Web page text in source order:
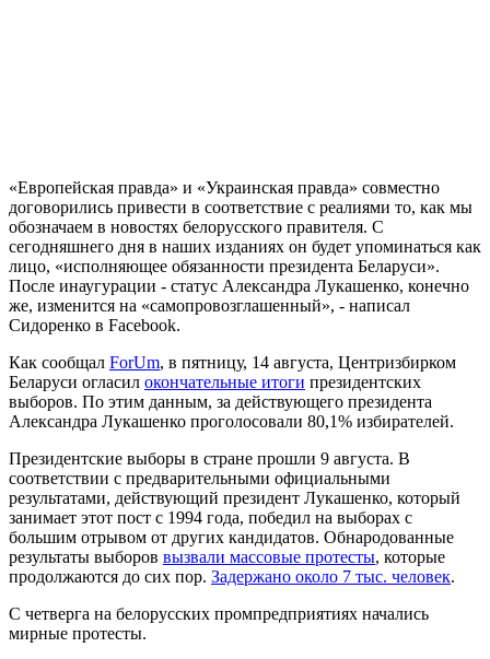
«Европейская правда» и «Украинская правда» совместно
договорились привести в соответствие с реалиями то, как мы
обозначаем в новостях белорусского правителя. С
сегодняшнего дня в наших изданиях он будет упоминаться как
лицо, «исполняющее обязанности президента Беларуси».
После инаугурации - статус Александра Лукашенко, конечно
же, изменится на «самопровозглашенный», - написал
Сидоренко в Facebook.
Как сообщал ForUm, в пятницу, 14 августа, Центризбирком
Беларуси огласил окончательные итоги президентских
выборов. По этим данным, за действующего президента
Александра Лукашенко проголосовали 80,1% избирателей.
Президентские выборы в стране прошли 9 августа. В
соответствии с предварительными официальными
результатами, действующий президент Лукашенко, который
занимает этот пост с 1994 года, победил на выборах с
большим отрывом от других кандидатов. Обнародованные
результаты выборов вызвали массовые протесты, которые
продолжаются до сих пор. Задержано около 7 тыс. человек.
С четверга на белорусских промпредприятиях начались
мирные протесты.